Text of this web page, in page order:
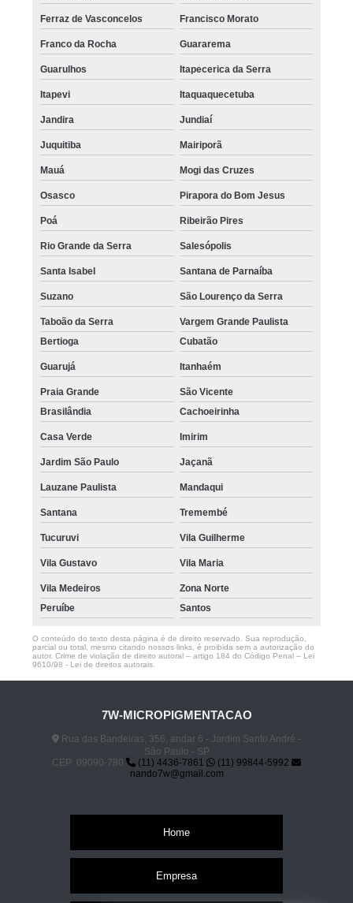
Ferraz de Vasconcelos Francisco Morato
Franco da Rocha Guararema
Guarulhos Itapecerica da Serra
Itapevi Itaquaquecetuba
Jandira Jundiaí
Juquitiba Mairiporã
Mauá Mogi das Cruzes
Osasco Pirapora do Bom Jesus
Poá Ribeirão Pires
Rio Grande da Serra Salesópolis
Santa Isabel Santana de Parnaíba
Suzano São Lourenço da Serra
Taboão da Serra
Vargem Grande Paulista
Bertioga
Cubatão
Guarujá Itanhaém
Praia Grande
São Vicente
Brasilândia
Cachoeirinha
Casa Verde Imirim
Jardim São Paulo Jaçanã
Lauzane Paulista Mandaqui
Santana Tremembé
Tucuruvi Vila Guilherme
Vila Gustavo Vila Maria
Vila Medeiros
Zona Norte
Peruíbe
Santos
O conteúdo do texto desta página é de direito reservado. Sua reprodução,
parcial ou total, mesmo citando nossos links, é proibida sem a autorização do
autor. Crime de violação de direito autoral – artigo 184 do Código Penal – Lei
9610/98 - Lei de direitos autorais
7W-MICROPIGMENTACAO
Rua das Bandeiras, 356, andar 6 - Jardim Santo André -
São Paulo - SP
CEP: 09090-780
(11) 4436-7861
(11) 99844-5992
nando7w@gmail.com
Home
Empresa